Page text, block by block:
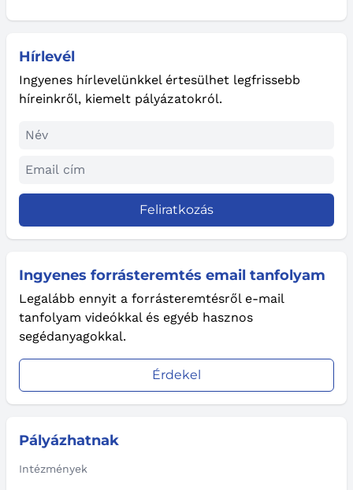
Hírlevél
Ingyenes hírlevelünkkel értesülhet legfrissebb
híreinkről, kiemelt pályázatokról.
Feliratkozás
Ingyenes forrásteremtés email tanfolyam
Legalább ennyit a forrásteremtésről e-mail
tanfolyam videókkal és egyéb hasznos
segédanyagokkal.
Érdekel
Pályázhatnak
Intézmények